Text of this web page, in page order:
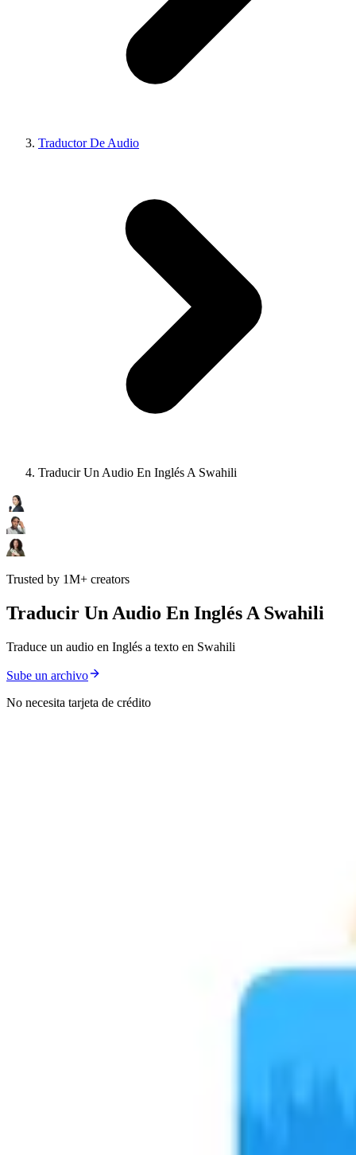
Traductor De Audio
Traducir Un Audio En Inglés A Swahili
Trusted by 1M+ creators
Traducir Un Audio En Inglés A Swahili
Traduce un audio en Inglés a texto en Swahili
Sube un archivo
No necesita tarjeta de crédito